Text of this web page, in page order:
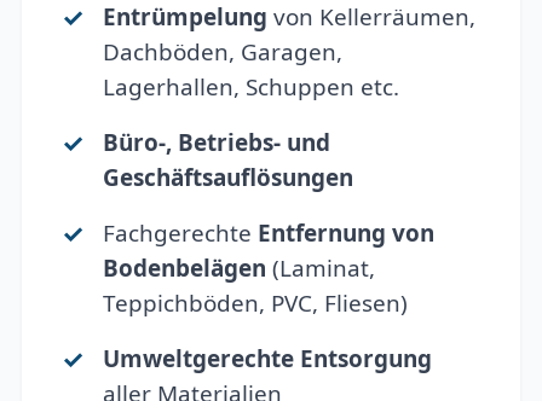
Entrümpelung von Kellerräumen,
Dachböden, Garagen,
Lagerhallen, Schuppen etc.
Büro-, Betriebs- und
Geschäftsauflösungen
Fachgerechte Entfernung von
Bodenbelägen (Laminat,
Teppichböden, PVC, Fliesen)
Umweltgerechte Entsorgung
aller Materialien